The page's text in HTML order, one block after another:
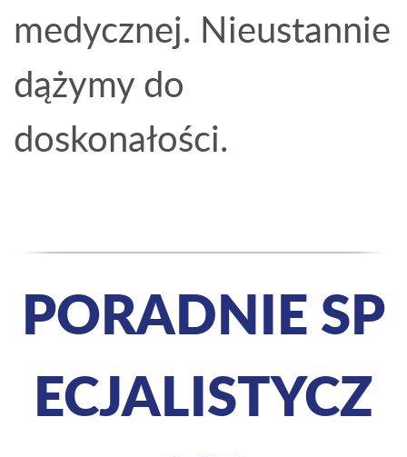
medycznej. Nieustannie
dążymy do
doskonałości.
PORADNIE SP
ECJALISTYCZ